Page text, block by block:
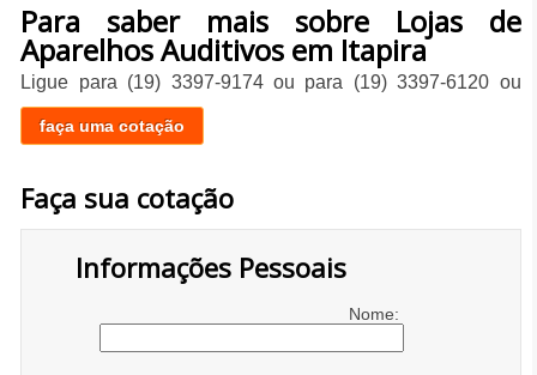
Para saber mais sobre Lojas de
Aparelhos Auditivos em Itapira
Ligue para (19) 3397-9174ou para (19) 3397-6120 ou
faça uma cotação
Faça sua cotação
Informações Pessoais
Nome: